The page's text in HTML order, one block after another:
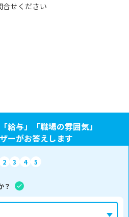
せください
給与」「職場の雰囲気」
ーがお答えします
2 3 4 5
？